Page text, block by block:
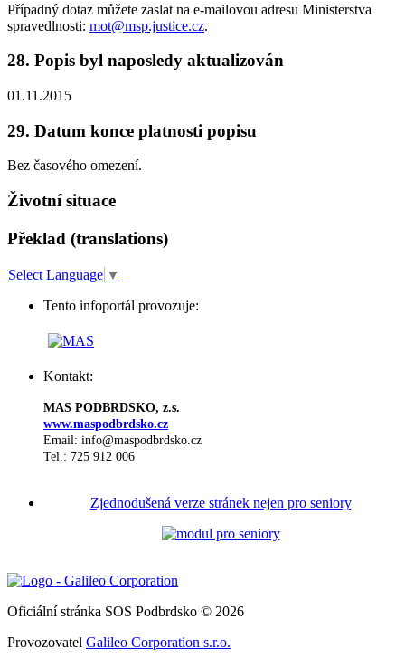
Případný dotaz můžete zaslat na e-mailovou adresu Ministerstva
spravedlnosti: mot@msp.justice.cz.
28. Popis byl naposledy aktualizován
01.11.2015
29. Datum konce platnosti popisu
Bez časového omezení.
Životní situace
Překlad (translations)
Select Language ▼
Tento infoportál provozuje:
Kontakt:
MAS PODBRDSKO, z.s.
www.maspodbrdsko.cz
Email: info@maspodbrdsko.cz
Tel.: 725 912 006
Zjednodušená verze stránek nejen pro seniory
Oficiální stránka SOS Podbrdsko © 2026
Provozovatel Galileo Corporation s.r.o.